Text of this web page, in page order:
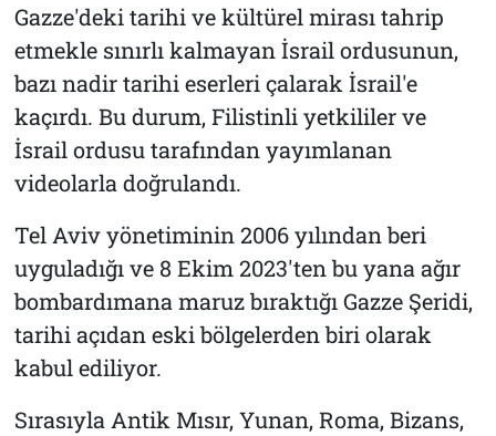
Gazze'deki tarihi ve kültürel mirası tahrip
etmekle sınırlı kalmayan İsrail ordusunun,
bazı nadir tarihi eserleri çalarak İsrail'e
kaçırdı. Bu durum, Filistinli yetkililer ve
İsrail ordusu tarafından yayımlanan
videolarla doğrulandı.
Tel Aviv yönetiminin 2006 yılından beri
uyguladığı ve 8 Ekim 2023'ten bu yana ağır
bombardımana maruz bıraktığı Gazze Şeridi,
tarihi açıdan eski bölgelerden biri olarak
kabul ediliyor.
Sırasıyla Antik Mısır, Yunan, Roma, Bizans,